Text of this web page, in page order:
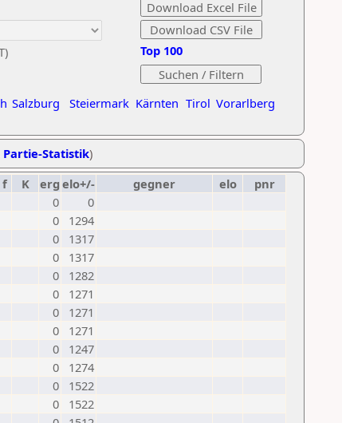
Salzburg Steiermark Kärnten Tirol Vorarlberg
Top 100
Statistik)
f K erg elo+/- gegner elo
pnr
0
0
0
1294
0
1317
0
1317
0
1282
0
1271
0
1271
0
1271
0
1247
0
1274
0
1522
0
1522